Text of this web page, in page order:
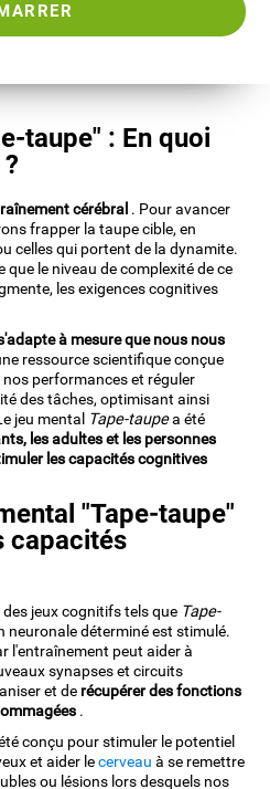
taupe" : En quoi
cérébral . Pour avancer
frapper la taupe cible, en
celles qui portent de la dynamite.
le niveau de complexité de ce
les exigences cognitives
à mesure que nous nous
ressource scientifique conçue
performances et réguler
des tâches, optimisant ainsi
jeu mental Tape-taupea été
les adultes et les personnes
les capacités cognitives
"Tape-taupe"
capacités
jeux cognitifs tels que Tape-
neuronale déterminé est stimulé.
l'entraînement peut aider à
synapses et circuits
et de récupérer des fonctions
.
conçu pour stimuler le potentiel
et aider lecerveau à se remettre
ou lésions lors desquels nos